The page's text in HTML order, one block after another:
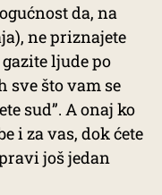
da, na
ne priznajete
ljude po
sve što vam se
sud”. A onaj ko
i za vas, dok ćete
još jedan